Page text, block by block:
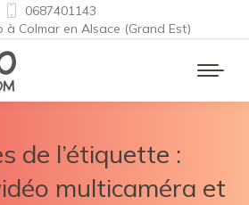
0687401143
à Colmar en Alsace (Grand Est)
de l’étiquette :
multicaméra et